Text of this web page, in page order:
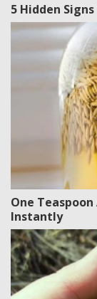
5 Hidden
One
Instantly